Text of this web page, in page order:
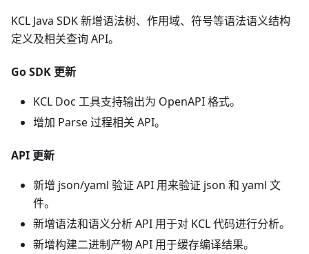
KCL Java SDK 新增语法树、作用域、符号等语法语义结构
定义及相关查询 API。
Go SDK 更新
KCL Doc 工具支持输出为 OpenAPI 格式。
增加 Parse 过程相关 API。
API 更新
新增 json/yaml 验证 API 用来验证 json 和 yaml 文
件。
新增语法和语义分析 API 用于对 KCL 代码进行分析。
新增构建二进制产物 API 用于缓存编译结果。